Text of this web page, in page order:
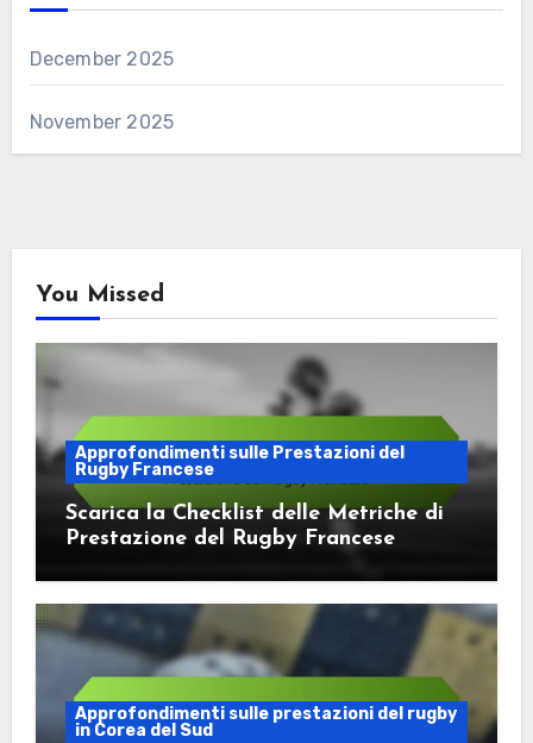
December 2025
November 2025
You Missed
Approfondimenti sulle Prestazioni del
Rugby Francese
Scarica la Checklist delle Metriche di
Prestazione del Rugby Francese
Approfondimenti sulle prestazioni del rugby
in Corea del Sud